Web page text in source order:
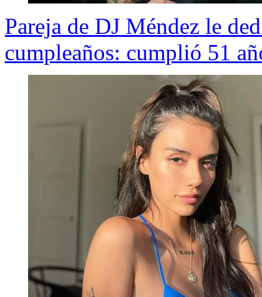
Pareja de DJ Méndez le
cumpleaños: cumplió 51